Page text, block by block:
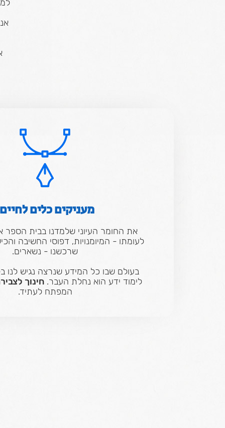
מעניקים כלים
את החומר העיוני שלמדנו בבית הספר
לעומתו - המיומנויות, דפוסי החשיבה
שרכשנו - נשארים.
בעולם שבו כל המידע שנרצה נגיש לנו
לימוד ידע הוא נחלת העבר.חינוך
המפתח לעתיד.